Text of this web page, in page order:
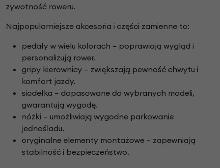
żywotność roweru.
Najpopularniejsze akcesoria i części zamienne to:
pedały w wielu kolorach – poprawiają wygląd i
personalizują rower.
gripy kierownicy – zwiększają pewność chwytu i
komfort jazdy.
siodełka – dopasowane do wybranych modeli,
gwarantują wygodę.
nóżki – umożliwiają wygodne parkowanie
jednośladu.
oryginalne elementy montażowe – zapewniają
stabilność i bezpieczeństwo.